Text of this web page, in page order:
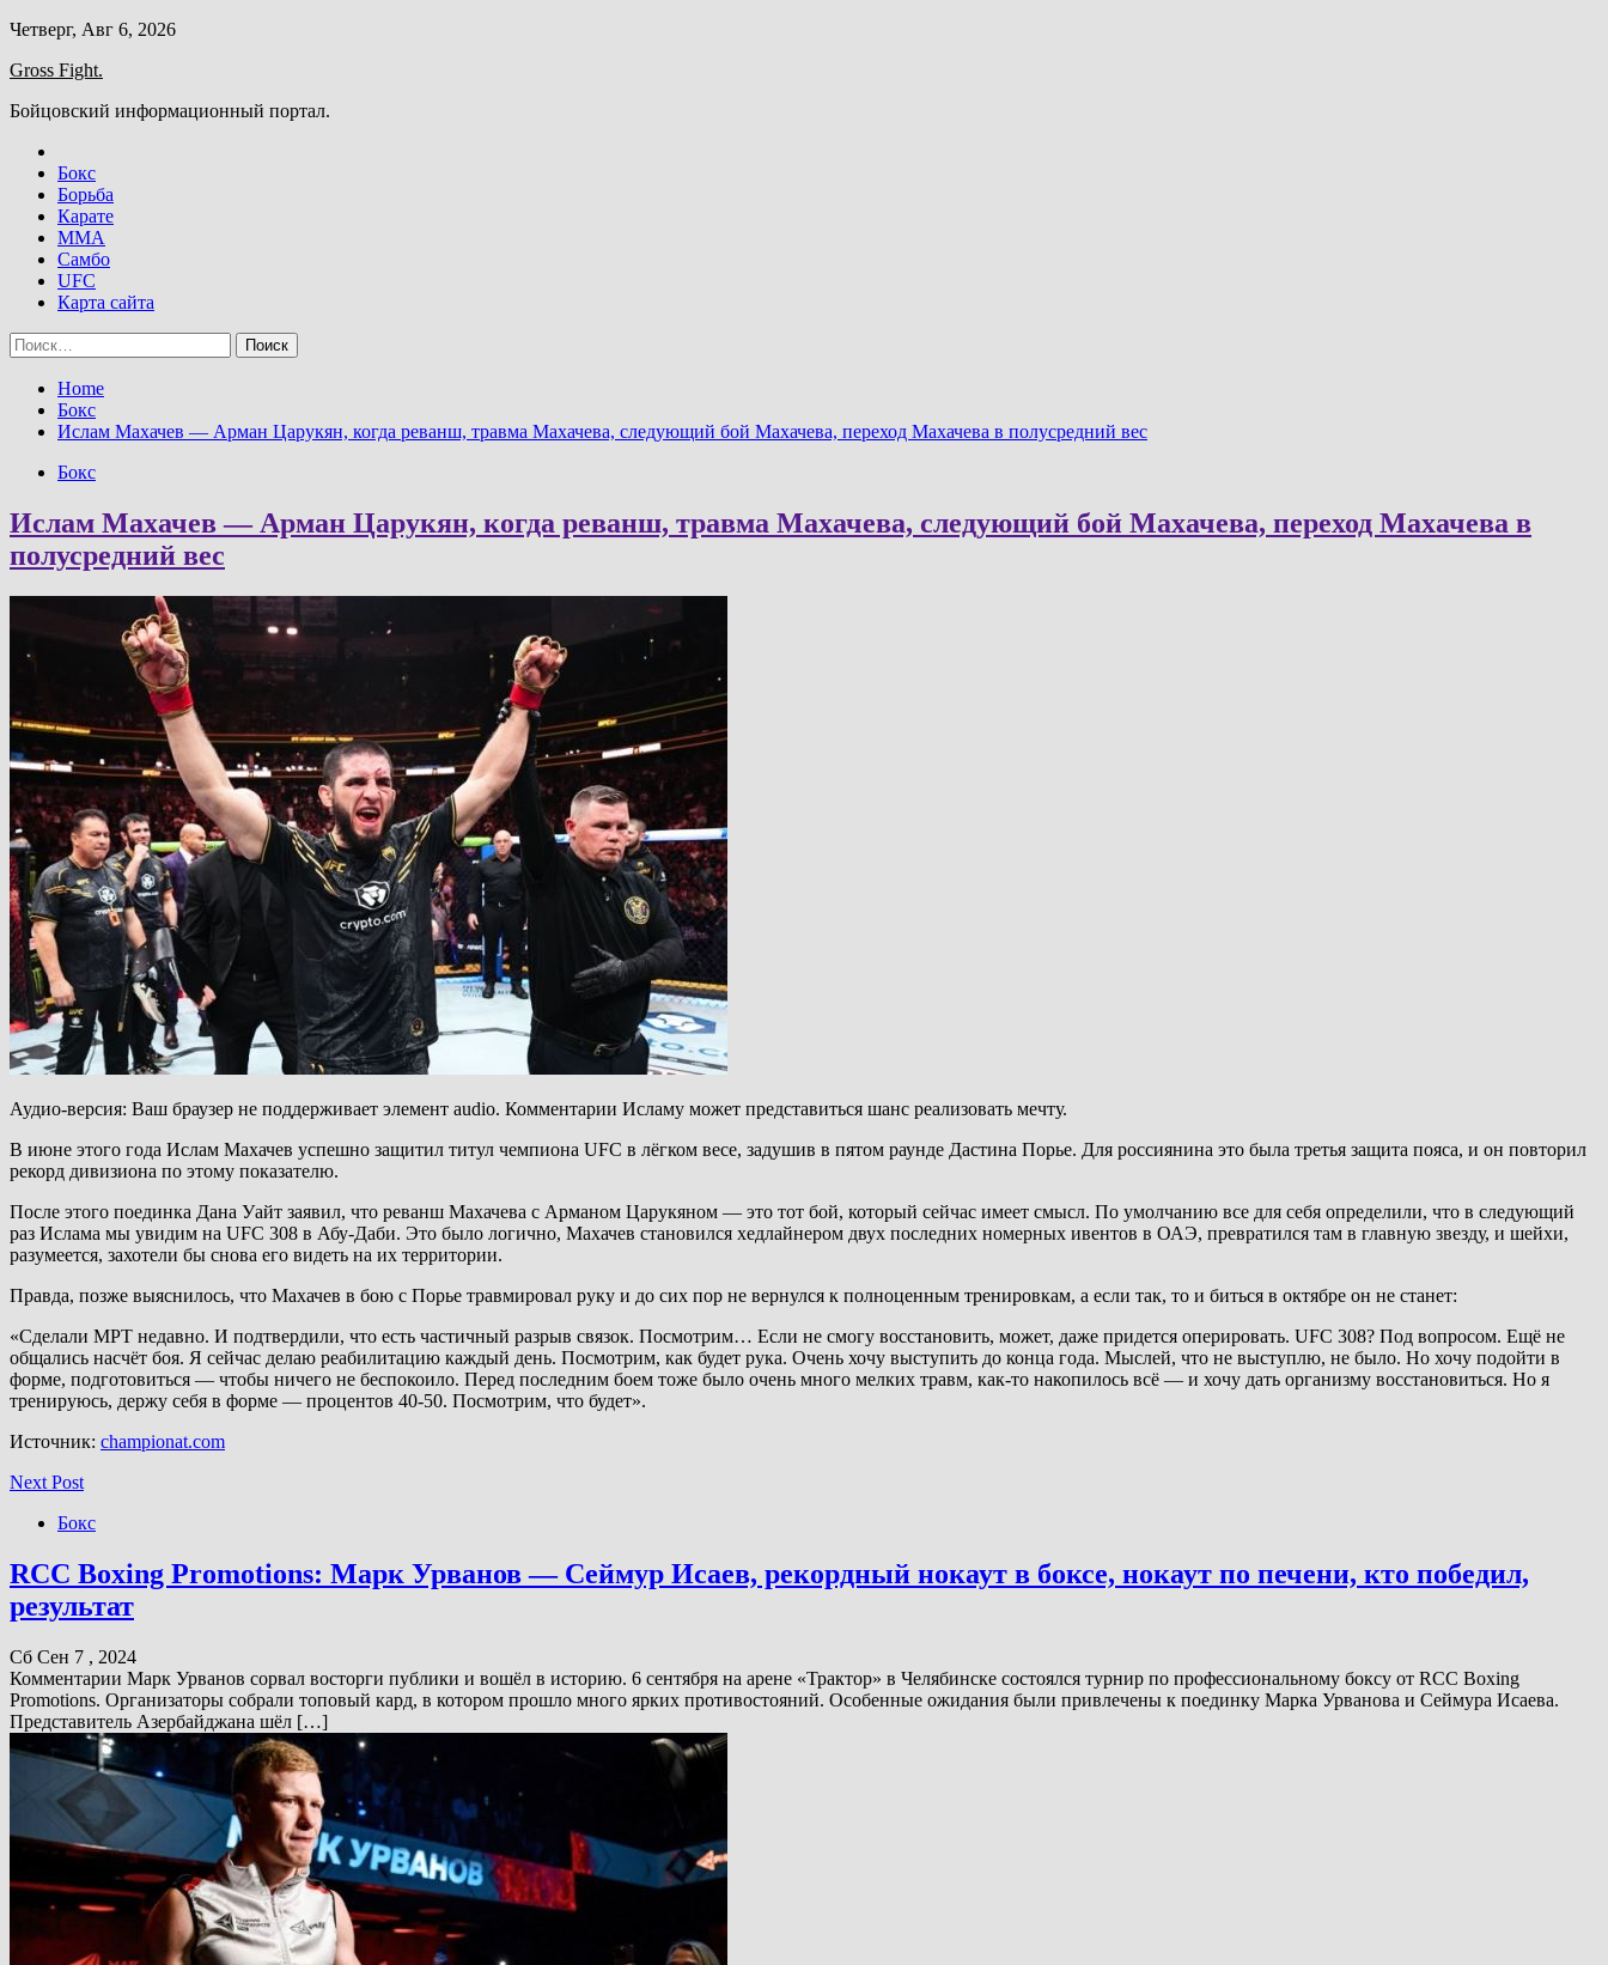
Skip
content
Четверг, Авг 6, 2026
Gross Fight.
Бойцовский информационный портал.
Бокс
Борьба
Карате
ММА
Самбо
UFC
Карта сайта
Найти:
Home
Бокс
Ислам Махачев — Арман Царукян, когда реванш, травма Махачева, следующий бой Махачева, переход Махачева в полусредний вес
Бокс
Ислам Махачев — Арман Царукян, когда реванш, травма Махачева, следующий бой Махачева, переход Махачева в
полусредний вес
Аудио-версия: Ваш браузер не поддерживает элемент audio. Комментарии Исламу может представиться шанс реализовать мечту.
В июне этого года Ислам Махачев успешно защитил титул чемпиона UFC в лёгком весе, задушив в пятом раунде Дастина Порье. Для россиянина это была третья защита пояса, и он повторил
рекорд дивизиона по этому показателю.
После этого поединка Дана Уайт заявил, что реванш Махачева с Арманом Царукяном — это тот бой, который сейчас имеет смысл. По умолчанию все для себя определили, что в следующий
раз Ислама мы увидим на UFC 308 в Абу-Даби. Это было логично, Махачев становился хедлайнером двух последних номерных ивентов в ОАЭ, превратился там в главную звезду, и шейхи,
разумеется, захотели бы снова его видеть на их территории.
Правда, позже выяснилось, что Махачев в бою с Порье травмировал руку и до сих пор не вернулся к полноценным тренировкам, а если так, то и биться в октябре он не станет:
«Сделали МРТ недавно. И подтвердили, что есть частичный разрыв связок. Посмотрим… Если не смогу восстановить, может, даже придется оперировать. UFC 308? Под вопросом. Ещё не
общались насчёт боя. Я сейчас делаю реабилитацию каждый день. Посмотрим, как будет рука. Очень хочу выступить до конца года. Мыслей, что не выступлю, не было. Но хочу подойти в
форме, подготовиться — чтобы ничего не беспокоило. Перед последним боем тоже было очень много мелких травм, как-то накопилось всё — и хочу дать организму восстановиться. Но я
тренируюсь, держу себя в форме — процентов 40-50. Посмотрим, что будет».
Источник: championat.com
Next Post
Бокс
RCC Boxing Promotions: Марк Урванов — Сеймур Исаев, рекордный нокаут в боксе, нокаут по печени, кто победил,
результат
Сб Сен 7 , 2024
Комментарии Марк Урванов сорвал восторги публики и вошёл в историю. 6 сентября на арене «Трактор» в Челябинске состоялся турнир по профессиональному боксу от RCC Boxing
Promotions. Организаторы собрали топовый кард, в котором прошло много ярких противостояний. Особенные ожидания были привлечены к поединку Марка Урванова и Сеймура Исаева.
Представитель Азербайджана шёл […]